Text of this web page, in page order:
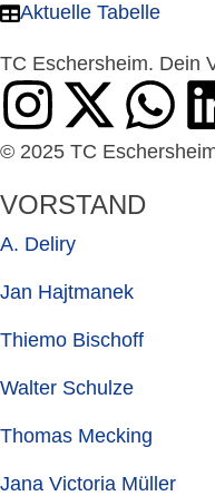
Aktuelle Tabelle
TC Eschersheim. Dein
© 2025 TC
VORSTAND
A. Deliry
Jan Hajtmanek
Thiemo Bischoff
Walter Schulze
Thomas Mecking
Jana Victoria Müller